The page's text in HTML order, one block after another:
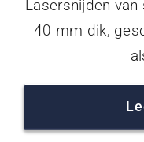
Lasersnijden
40 mm dik,